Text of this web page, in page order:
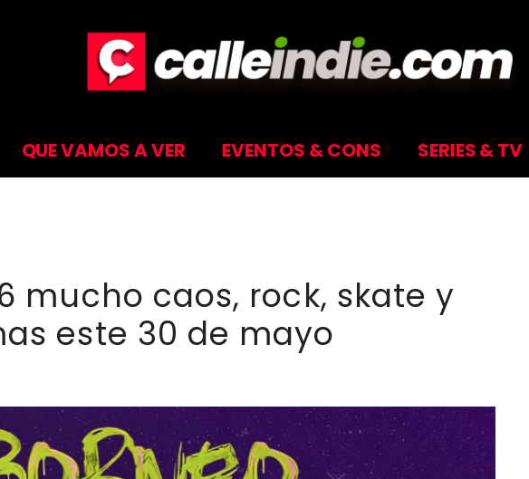
QUE VAMOS A VER EVENTOS & CONS SERIES & TV
mucho caos, rock, skate y
este 30 de mayo